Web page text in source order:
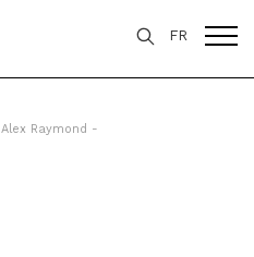
FR
Alex Raymond -